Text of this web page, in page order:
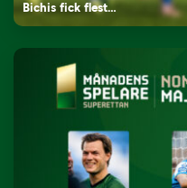
Bichis fick flest…